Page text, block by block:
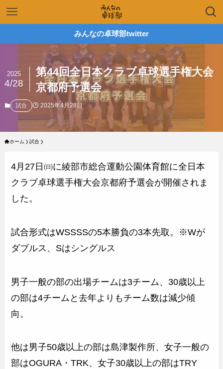
みんなの卓球部twitter
第44回全日本クラブ卓球選手権大会
京都府予選会
2025
4/28
試合 2025年4月28日
ホーム 試合
4月27日㈰に綾部市総合運動公園体育館に全日本
クラブ卓球選手権大会京都府予選会が開催されま
した。
試合形式はWSSSSの5本勝負の3本先取。※Wが
ダブルス、Sはシングルス
男子一般の部の出場チームは3チーム、30歳以上
の部は4チームと去年よりもチーム数は減少傾
向。
他は男子50歳以上の部は島津製作所、女子一般の
部はOGURA・TRK、女子30歳以上の部はTRY